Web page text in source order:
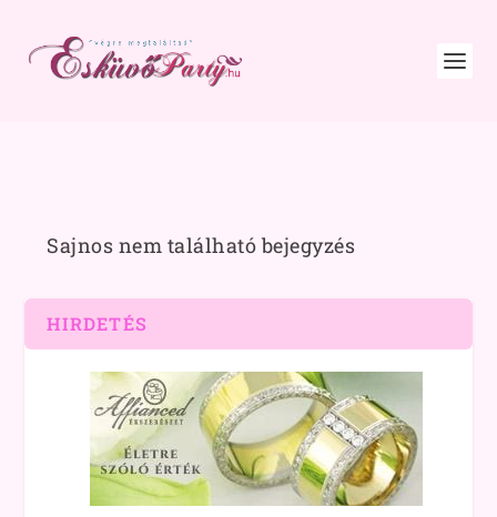
Sajnos nem található bejegyzés
HIRDETÉS